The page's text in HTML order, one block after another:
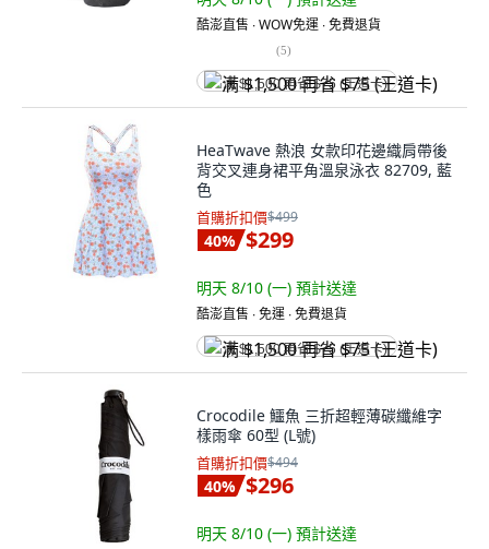
酷澎直售 ∙ WOW免運 ∙ 免費退貨
(5)
满 $1,500 再省 $75 (王道卡)
HeaTwave 熱浪 女款印花邊織肩帶後
背交叉連身裙平角溫泉泳衣 82709, 藍
色
首購折扣價$499
40% $299
明天 8/10 (一) 預計送達
酷澎直售 ∙ 免運 ∙ 免費退貨
满 $1,500 再省 $75 (王道卡)
Crocodile 鱷魚 三折超輕薄碳纖維字
樣雨傘 60型 (L號)
首購折扣價$494
40% $296
明天 8/10 (一) 預計送達